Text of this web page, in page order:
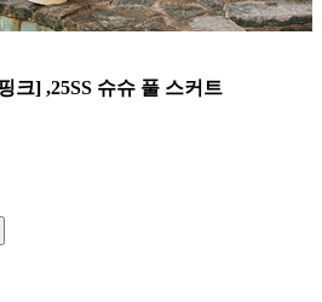
크] ,25SS 슈슈 풀 스커트